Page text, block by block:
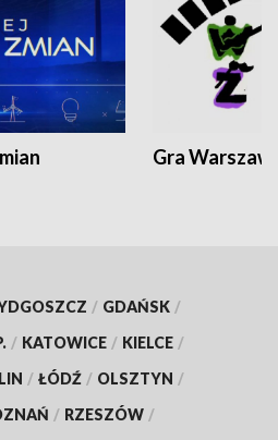
Gra
/ GDAŃSK /
/ KATOWICE / KIELCE /
/ ŁÓDŹ / OLSZTYN /
/ RZESZÓW /